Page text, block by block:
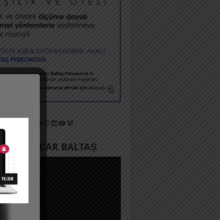
Facebook
Instagram
LinkedIn
YouTube
Vimeo
ACAR BALTAŞ